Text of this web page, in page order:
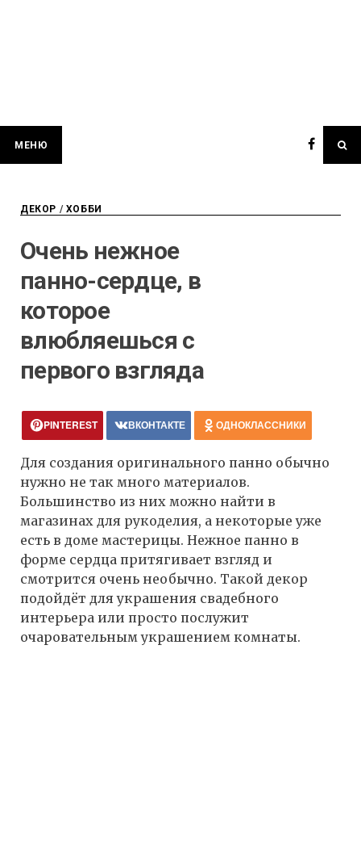
МЕНЮ
ДЕКОР / ХОББИ
Очень нежное
панно-сердце, в
которое
влюбляешься с
первого взгляда
PINTEREST ВКОНТАКТЕ ОДНОКЛАССНИКИ
Для создания оригинального панно обычно
нужно не так много материалов.
Большинство из них можно найти в
магазинах для рукоделия, а некоторые уже
есть в доме мастерицы. Нежное панно в
форме сердца притягивает взгляд и
смотрится очень необычно. Такой декор
подойдёт для украшения свадебного
интерьера или просто послужит
очаровательным украшением комнаты.